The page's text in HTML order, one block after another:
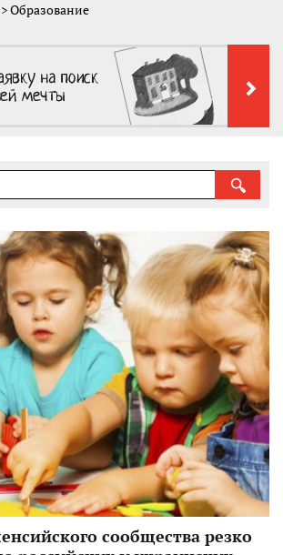
> Образование
сообщества резко